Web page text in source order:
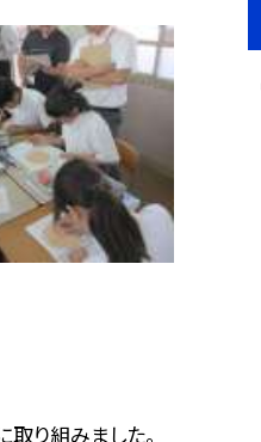
り組みました。